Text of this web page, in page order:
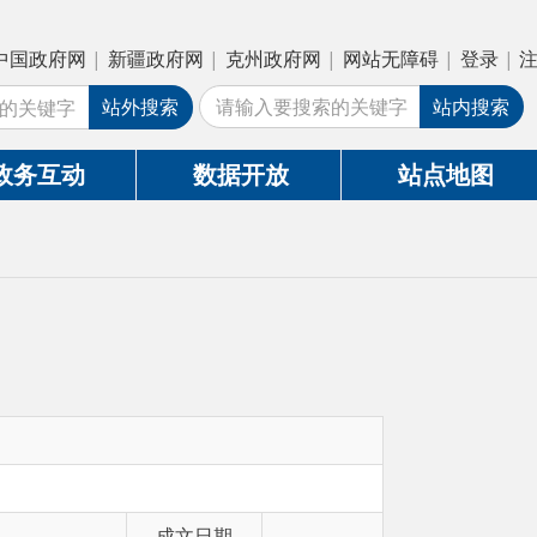
政府网| 克州政府网 | 网站无障碍| 登录| 注册
数据开放 站点地图
索 站内搜索